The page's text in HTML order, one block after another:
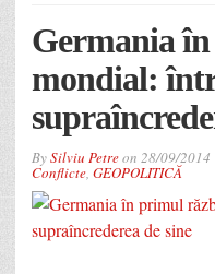
Germania
mondial:
BySilviu Petreon 28/09/2014
Conflicte, GEOPOLITICĂ